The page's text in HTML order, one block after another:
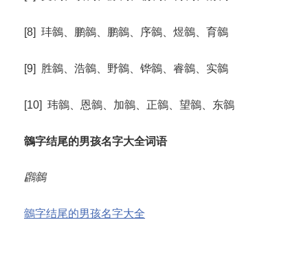
[8] 玤鶙、鹏鶙、鹏鶙、序鶙、煜鶙、育鶙
[9] 胜鶙、浩鶙、野鶙、铧鶙、睿鶙、实鶙
[10] 玮鶙、恩鶙、加鶙、正鶙、望鶙、东鶙
鶙字结尾的男孩名字大全词语
鸊鶙
鶙字结尾的男孩名字大全